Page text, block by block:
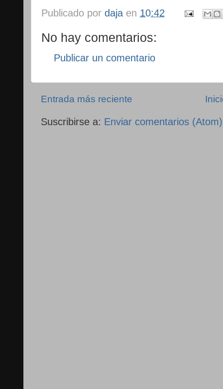
Publicado por daja en 10:42
No hay comentarios:
Publicar un comentario
Entrada más reciente
Suscribirse a: Enviar comentarios (Atom)